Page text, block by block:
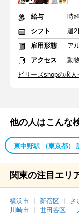
給与
時
シフト
雇用形態
ア
アクセス
動
ビリーズshopの求人
他の人はこんな
東中野駅 （東京都）
関東の注目エリ
横浜市 新宿区 さ
川崎市
世田谷区